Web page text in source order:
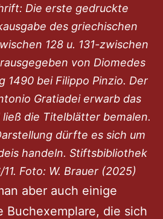
Die erste gedruckte
des griechischen
128 u. 131-zwischen
von Diomedes
1490 bei Filippo Pinzio. Der
Gratiadei erwarb das
ließ die Titelblätter bemalen.
dürfte es sich um
handeln. Stiftsbibliothek
Foto: W. Brauer (2025)
aber auch einige
Buchexemplare, die sich